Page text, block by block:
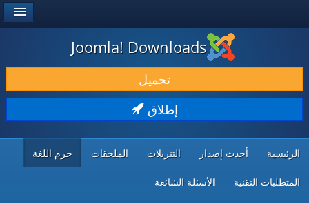
حمل & ومدد
اكتشف & تعلم
Joomla! Downloads
تحميل
إطلاق
الرئيسية أحدث إصدار التنزيلات الملحقات حزم اللغة
المتطلبات التقنية الأسئلة الشائعة